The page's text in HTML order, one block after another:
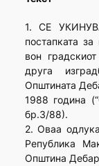
1. СЕ
постапката
вон
друга
Општината
1988 година
бр.3/88).
2. Оваа
Република
Општина